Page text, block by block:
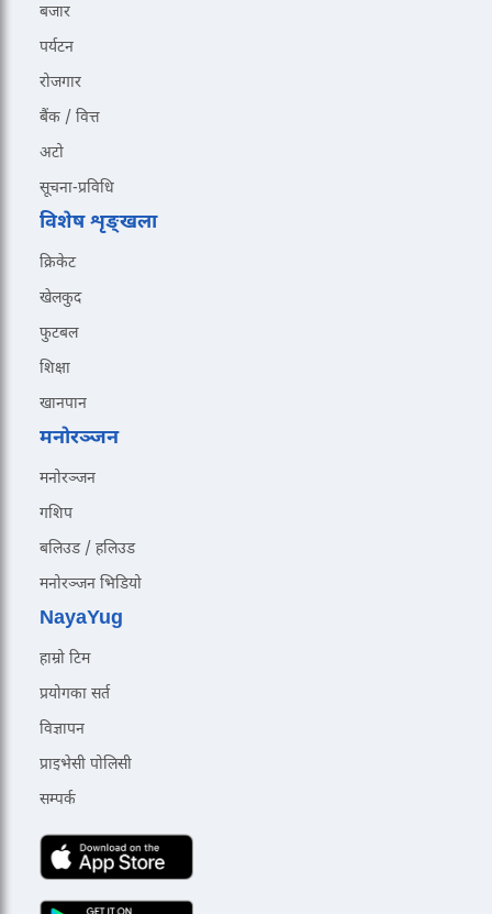
बजार
पर्यटन
रोजगार
बैंक / वित्त
अटो
सूचना-प्रविधि
विशेष शृङ्खला
क्रिकेट
खेलकुद
फुटबल
शिक्षा
खानपान
मनोरञ्जन
मनोरञ्जन
गशिप
बलिउड / हलिउड
मनोरञ्जन भिडियो
NayaYug
हाम्रो टिम
प्रयोगका सर्त
विज्ञापन
प्राइभेसी पोलिसी
सम्पर्क